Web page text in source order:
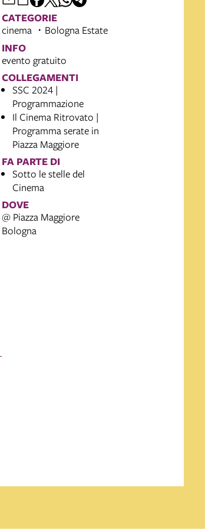
CATEGORIE
cinema
Bologna Estate
INFO
evento gratuito
COLLEGAMENTI
SSC 2024 |
Programmazione
Il Cinema Ritrovato |
Programma serate in
Piazza Maggiore
FA PARTE DI
Sotto le stelle del
Cinema
DOVE
@ Piazza Maggiore
Bologna